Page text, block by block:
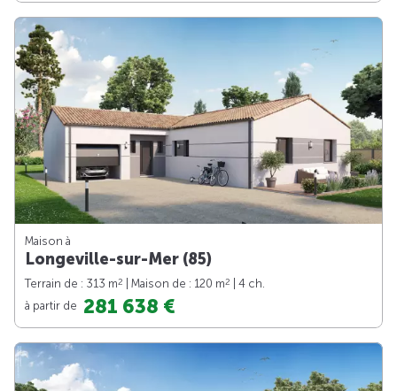
Maison à
Longeville-sur-Mer (85)
Terrain de : 313 m2 | Maison de : 120 m2
| 4 ch.
à partir de 281 638 €